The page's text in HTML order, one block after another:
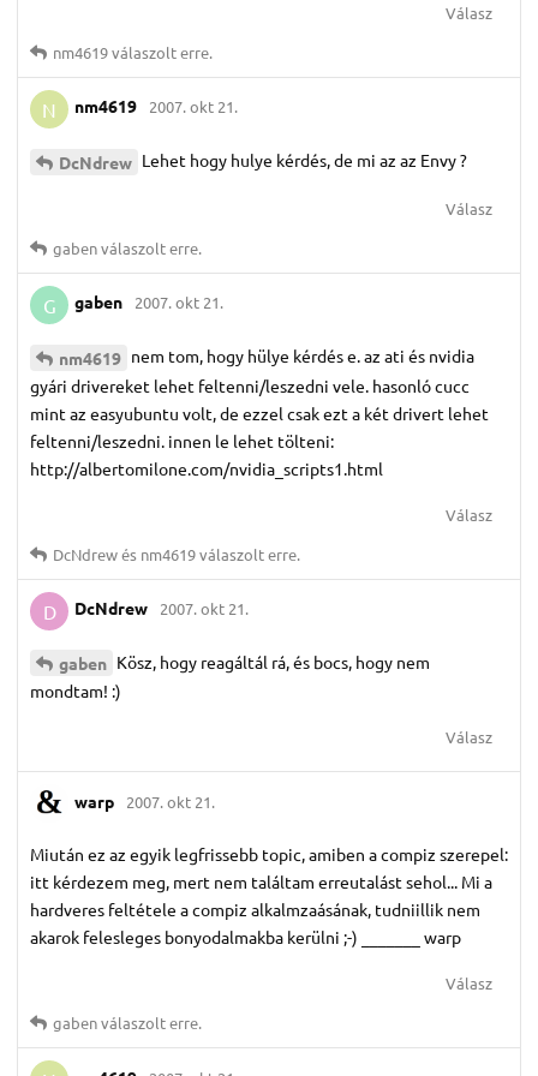
Válasz
nm4619válaszolt erre.
N nm4619 2007. okt 21.
DcNdrew Lehet hogy hulye kérdés, de mi az az Envy ?
Válasz
gabenválaszolt erre.
G gaben 2007. okt 21.
nm4619 nem tom, hogy hülye kérdés e. az ati és nvidia
gyári drivereket lehet feltenni/leszedni vele. hasonló cucc
mint az easyubuntu volt, de ezzel csak ezt a két drivert lehet
feltenni/leszedni. innen le lehet tölteni:
http://albertomilone.com/nvidia_scripts1.html
Válasz
DcNdrewés nm4619válaszolt erre.
D DcNdrew 2007. okt 21.
gaben Kösz, hogy reagáltál rá, és bocs, hogy nem
mondtam! :)
Válasz
warp 2007. okt 21.
Miután ez az egyik legfrissebb topic, amiben a compiz szerepel:
itt kérdezem meg, mert nem találtam erreutalást sehol... Mi a
hardveres feltétele a compiz alkalmzaásának, tudniillik nem
akarok felesleges bonyodalmakba kerülni ;-) _______ warp
Válasz
gabenválaszolt erre.